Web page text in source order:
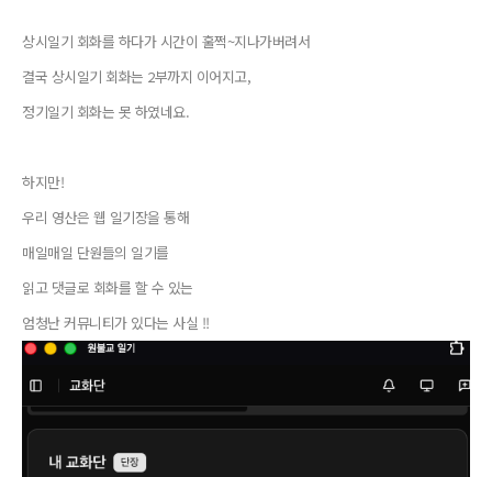
상시일기 회화를 하다가 시간이 훌쩍~지나가버려서
결국 상시일기 회화는 2부까지 이어지고,
정기일기 회화는 못 하였네요.
하지만!
우리 영산은 웹 일기장을 통해
매일매일 단원들의 일기를
읽고 댓글로 회화를 할 수 있는
엄청난 커뮤니티가 있다는 사실 !!